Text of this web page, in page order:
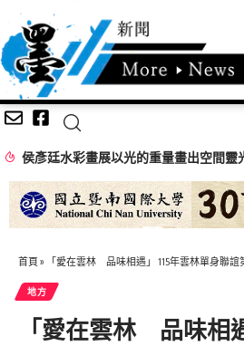
侯彥廷水彩畫展以光的重量畫出空間靈
首頁 » 「愛在雲林 品味相遇」 115年雲林單身聯
地方
「愛在雲林 品味相